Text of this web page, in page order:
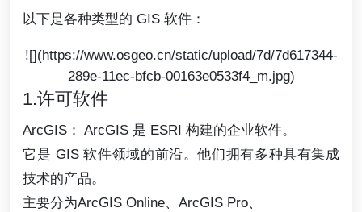
以下是各种类型的 GIS 软件：
![](https://www.osgeo.cn/static/upload/7d/7d617344-
289e-11ec-bfcb-00163e0533f4_m.jpg)
1.许可软件
ArcGIS： ArcGIS 是 ESRI 构建的企业软件。
它是 GIS 软件领域的前沿。他们拥有多种具有集成
技术的产品。
主要分为ArcGIS Online、ArcGIS Pro、